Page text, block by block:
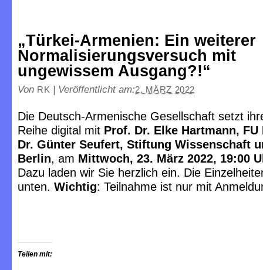
„Türkei-Armenien: Ein weiterer
Normalisierungsversuch mit
ungewissem Ausgang?!“
Von RK | Veröffentlicht am:2. MÄRZ 2022
Die Deutsch-Armenische Gesellschaft setzt
Reihe digital mit Prof. Dr. Elke Hartmann,
Dr. Günter Seufert, Stiftung Wissenschaft
Berlin, am Mittwoch, 23. März 2022, 19:00
Dazu laden wir Sie herzlich ein. Die
unten. Wichtig: Teilnahme ist nur mit
Teilen mit: